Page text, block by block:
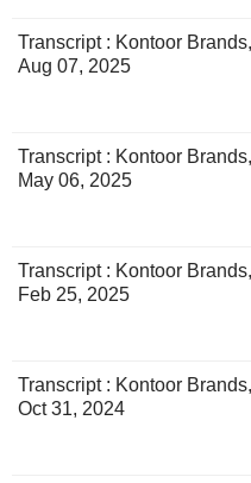
Transcript : Kontoor
Aug 07, 2025
Transcript : Kontoor
May 06, 2025
Transcript : Kontoor
Feb 25, 2025
Transcript : Kontoor
Oct 31, 2024